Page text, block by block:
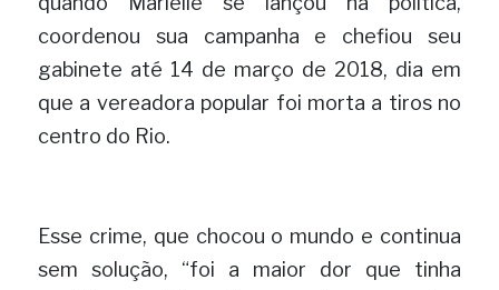
coordenou sua campanha e chefiou seu
gabinete até 14 de março de 2018, dia em
que a vereadora popular foi morta a tiros no
centro do Rio.
Esse crime, que chocou o mundo e continua
sem solução, “foi a maior dor que tinha